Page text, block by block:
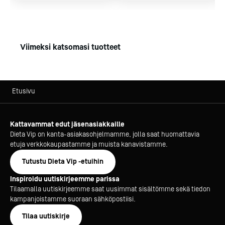
hälytysvalon ja -äänen avulla.
Paneli myös opastaa käyttäjäänsä mm. lauhduttimen
RS-485 -liitännän avulla laitetta voi kaukoseurata esim.
internetselaimella (XWEB-järjestelmä).
Lisäksi potentiaalivapaa keskushälytysliitäntävalmius
kiinteistönvalvontajärjestelmään.
CC-keskusjäähdytyskoneliitäntävalmis kylmähuone
parantaa työympäristön viihtyvyyttä.
Se tuottaa melua ja lämpöä huonetilaan todella vähän,
koska ääntä ja lämpöä tuottava kompressori ja
Viimeksi katsomasi tuotteet
Etusivu
Kattavammat edut jäsenasiakkaille
Dieta Vip on kanta-asiakasohjelmamme, jolla saat huomattavia
etuja verkkokaupastamme ja muista kanavistamme.
Tutustu Dieta Vip -etuihin
Inspiroidu uutiskirjeemme parissa
Tilaamalla uutiskirjeemme saat uusimmat sisältömme sekä tiedon
kampanjoistamme suoraan sähköpostiisi.
Tilaa uutiskirje